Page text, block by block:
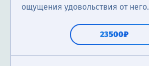
ощущения удовольствия от него.
23500₽